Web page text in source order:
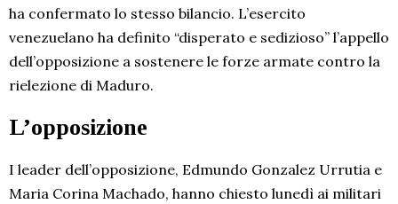
ha confermato lo stesso bilancio. L’esercito
venezuelano ha definito “disperato e sedizioso” l’appello
dell’opposizione a sostenere le forze armate contro la
rielezione di Maduro.
L’opposizione
I leader dell’opposizione, Edmundo Gonzalez Urrutia e
Maria Corina Machado, hanno chiesto lunedì ai militari